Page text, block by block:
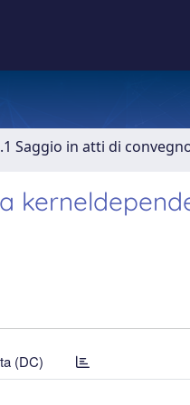
Saggio in atti di
(DC)